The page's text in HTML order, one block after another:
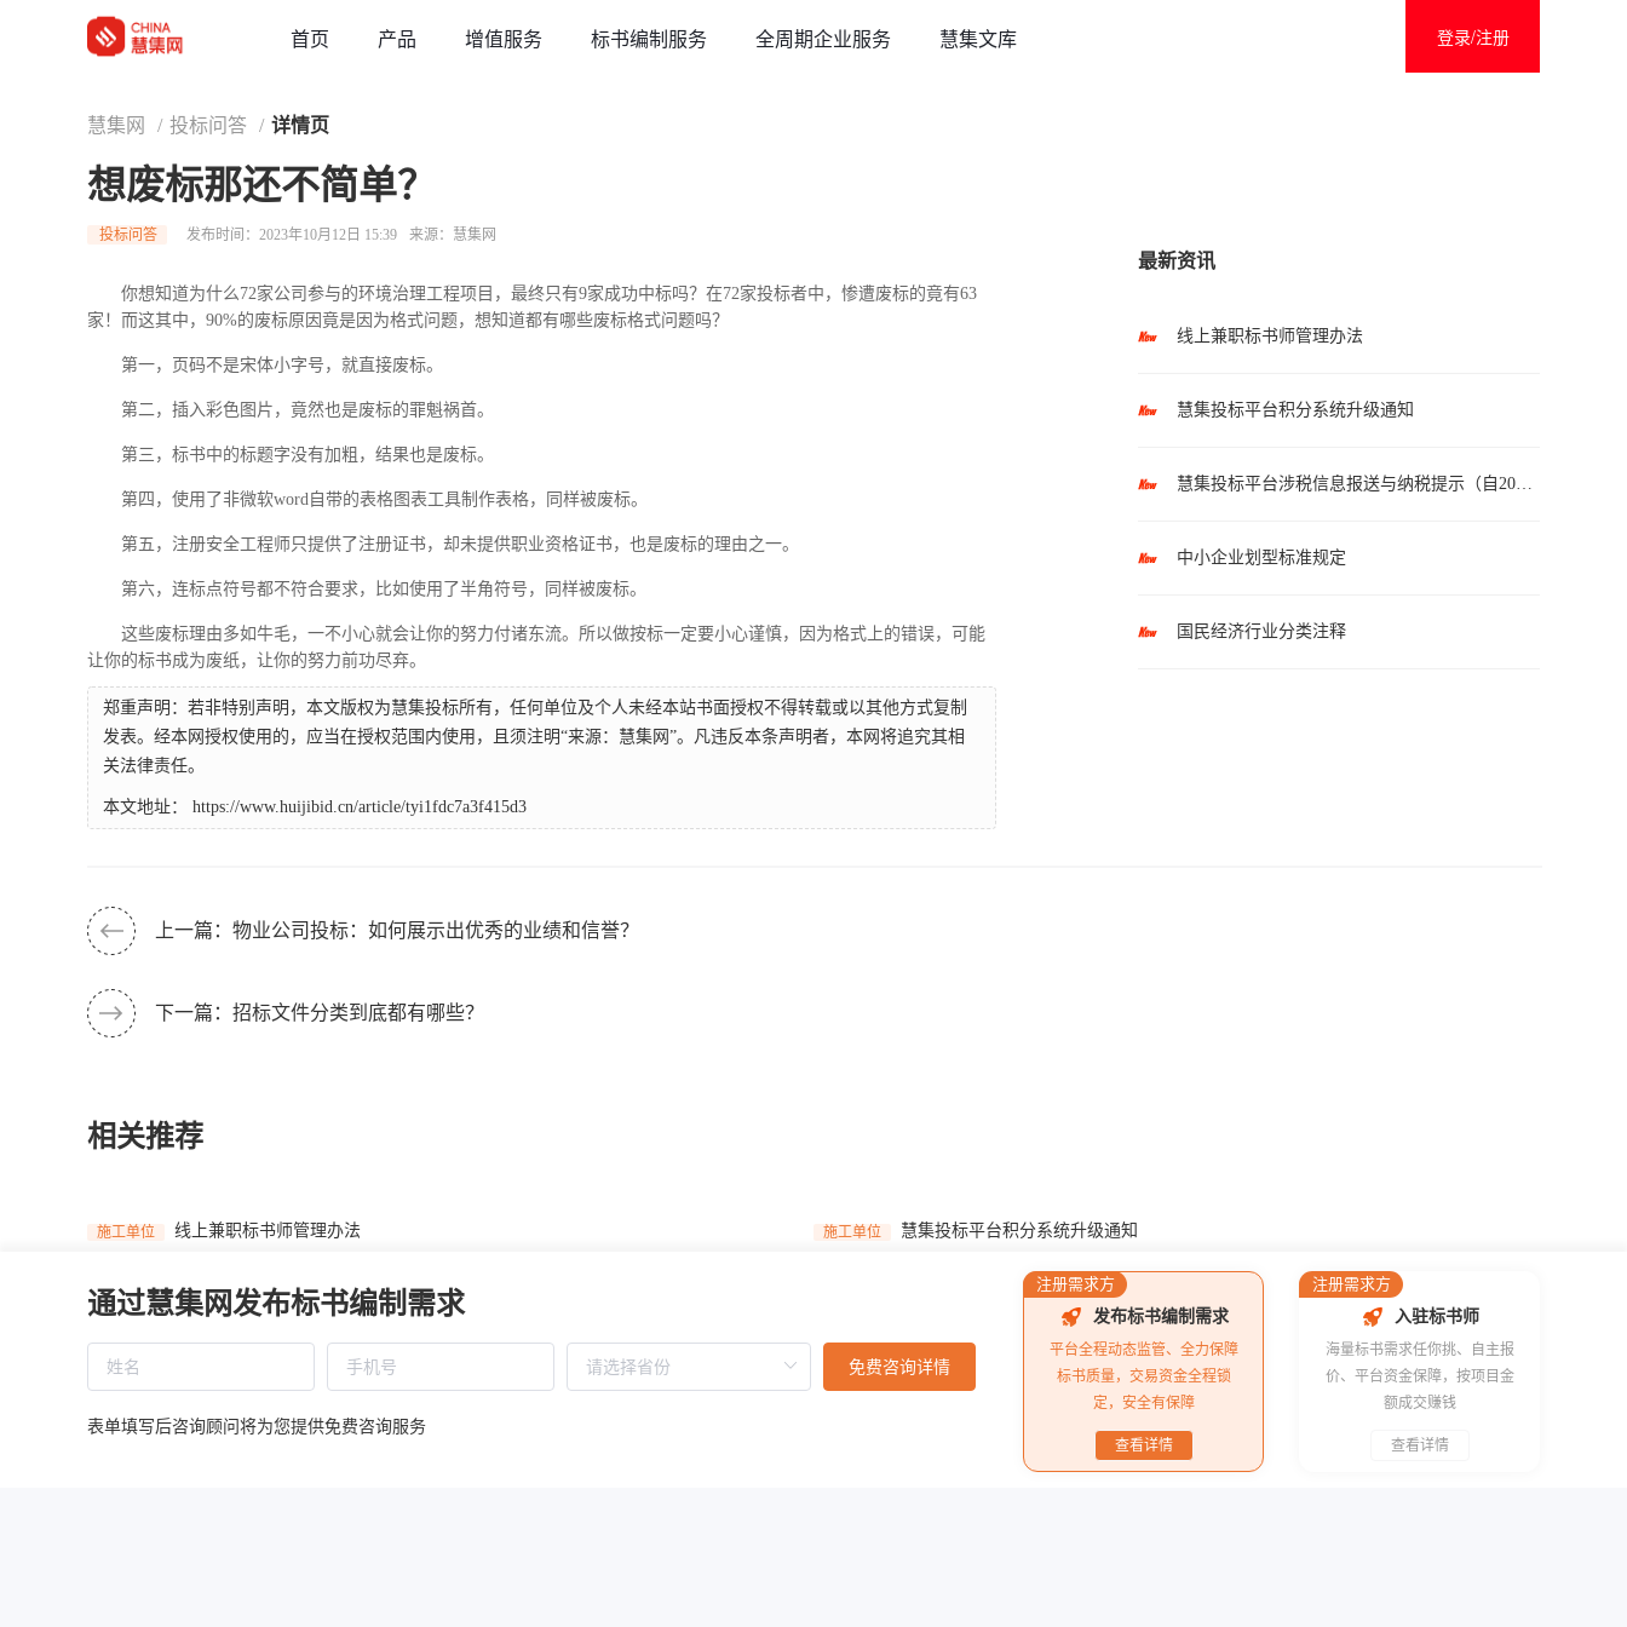
首页 产品 增值服务 标书编制服务 全周期企业服务 慧集文库 登录/注册
慧集网 / 投标问答 / 详情页
想废标那还不简单？
投标问答 发布时间：2023年10月12日 15:39 来源：慧集网
你想知道为什么72家公司参与的环境治理工程项目，最终只有9家成功中标吗？在72家投标者中，惨遭废标的竟有63
家！而这其中，90%的废标原因竟是因为格式问题，想知道都有哪些废标格式问题吗？
第一，页码不是宋体小字号，就直接废标。
第二，插入彩色图片，竟然也是废标的罪魁祸首。
第三，标书中的标题字没有加粗，结果也是废标。
第四，使用了非微软word自带的表格图表工具制作表格，同样被废标。
第五，注册安全工程师只提供了注册证书，却未提供职业资格证书，也是废标的理由之一。
第六，连标点符号都不符合要求，比如使用了半角符号，同样被废标。
这些废标理由多如牛毛，一不小心就会让你的努力付诸东流。所以做按标一定要小心谨慎，因为格式上的错误，可能
让你的标书成为废纸，让你的努力前功尽弃。
最新资讯
线上兼职标书师管理办法
慧集投标平台积分系统升级通知
慧集投标平台涉税信息报送与纳税提示（自2025年10月1日起执行）
中小企业划型标准规定
国民经济行业分类注释
郑重声明：若非特别声明，本文版权为慧集投标所有，任何单位及个人未经本站书面授权不得转载或以其他方式复制
发表。经本网授权使用的，应当在授权范围内使用，且须注明“来源：慧集网”。凡违反本条声明者，本网将追究其相
关法律责任。
本文地址： https://www.huijibid.cn/article/tyi1fdc7a3f415d3
上一篇：物业公司投标：如何展示出优秀的业绩和信誉？
下一篇：招标文件分类到底都有哪些？
相关推荐
施工单位 线上兼职标书师管理办法 施工单位 慧集投标平台积分系统升级通知
施工单位 慧集投标平台涉税信息报送与纳税提示（自2025年10月1日起执行） 中小企业划型标准规定
国企转账私人账户近6亿？中标十余个工程项目是否都存在问题？
通过慧集网发布标书编制需求
免费咨询详情
表单填写后咨询顾问将为您提供免费咨询服务
注册需求方
发布标书编制需求
平台全程动态监管、全力保障
标书质量，交易资金全程锁
定，安全有保障
查看详情
注册需求方
入驻标书师
海量标书需求任你挑、自主报
价、平台资金保障，按项目金
额成交赚钱
查看详情